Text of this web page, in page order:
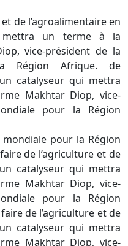
de l’agroalimentaire en
mettra un terme à la
vice-président de la
Région Afrique. de
catalyseur qui mettra
Makhtar Diop, vice-
pour la Région
pour la Région
de l’agriculture et de
catalyseur qui mettra
Makhtar Diop, vice-
pour la Région
de l’agriculture et de
catalyseur qui mettra
Makhtar Diop, vice-